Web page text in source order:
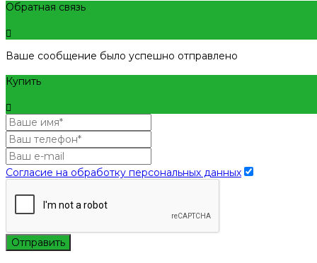
Обратная связь
Ваше сообщение было успешно отправлено
Купить
Согласие на обработку персональных данных
Отправить